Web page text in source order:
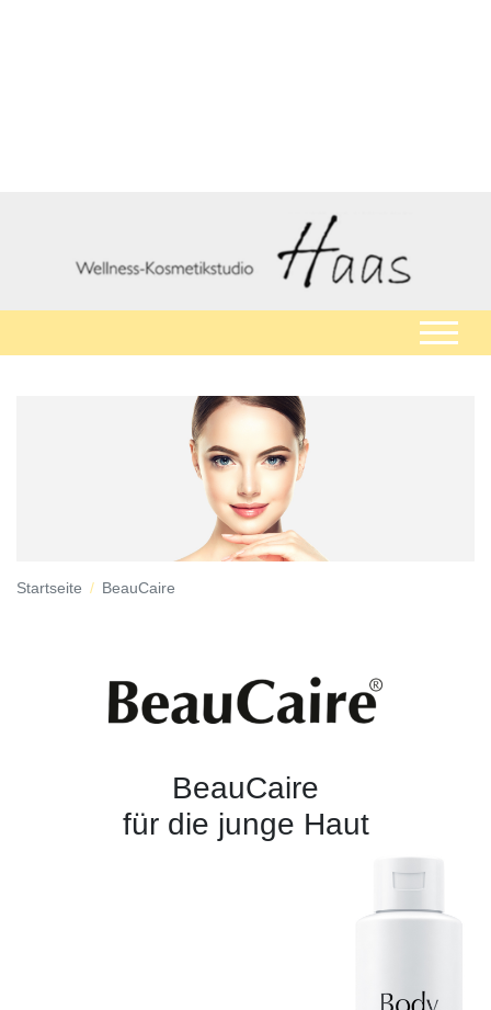
Startseite BeauCaire
BeauCaire
für die junge Haut